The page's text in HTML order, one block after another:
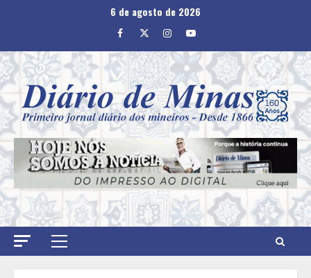
6 de agosto de 2026
Facebook
TwitterInstagram
Youtube
Primary